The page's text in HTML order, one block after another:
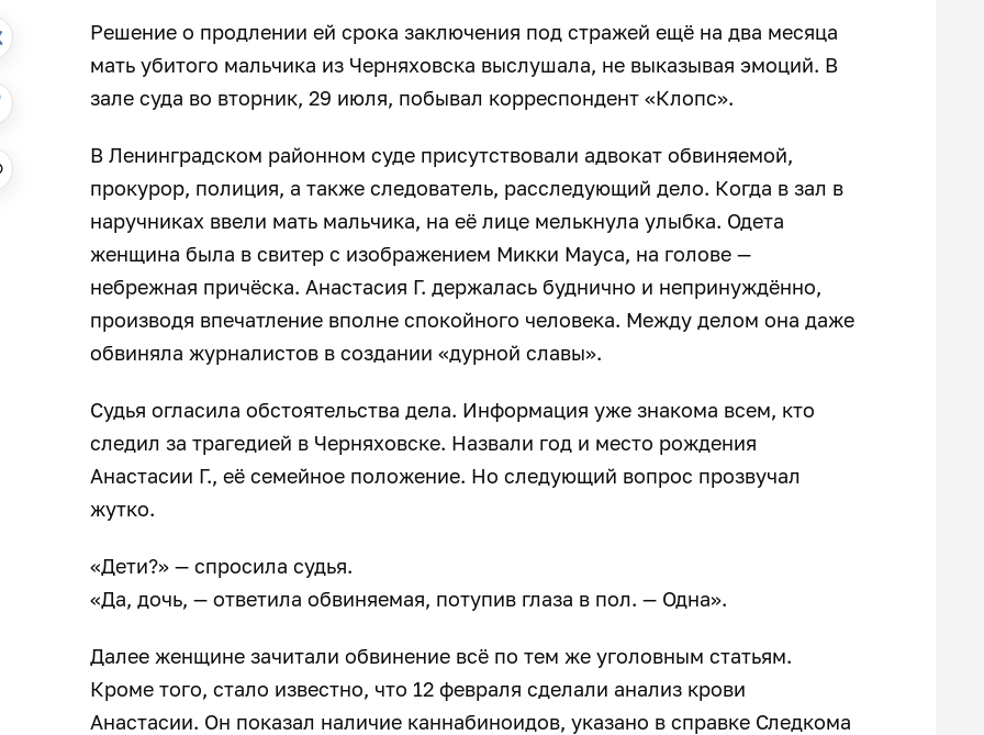
Решение о продлении ей срока заключения под стражей ещё на два месяца
мать убитого мальчика из Черняховска выслушала, не выказывая эмоций. В
зале суда во вторник, 29 июля, побывал корреспондент «Клопс».
В Ленинградском районном суде присутствовали адвокат обвиняемой,
прокурор, полиция, а также следователь, расследующий дело. Когда в зал в
наручниках ввели мать мальчика, на её лице мелькнула улыбка. Одета
женщина была в свитер с изображением Микки Мауса, на голове —
небрежная причёска. Анастасия Г. держалась буднично и непринуждённо,
производя впечатление вполне спокойного человека. Между делом она даже
обвиняла журналистов в создании «дурной славы».
Судья огласила обстоятельства дела. Информация уже знакома всем, кто
следил за трагедией в Черняховске. Назвали год и место рождения
Анастасии Г., её семейное положение. Но следующий вопрос прозвучал
жутко.
«Дети?» — спросила судья.
«Да, дочь, — ответила обвиняемая, потупив глаза в пол. — Одна».
Далее женщине зачитали обвинение всё по тем же уголовным статьям.
Кроме того, стало известно, что 12 февраля сделали анализ крови
Анастасии. Он показал наличие каннабиноидов, указано в справке Следкома